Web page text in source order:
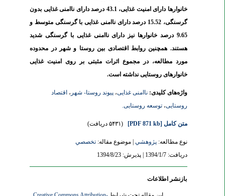
خانوارها دارای امنیت غذایی، 43.1 درصد دارای ناامنی غذایی بدون
گرسنگی، 15.52 درصد دارای ناامنی غذایی با گرسنگی متوسط و
9.65 درصد خانوارها نیز دارای ناامنی غذایی با گرسنگی شدید
هستند. همچنین روابط اقتصادی بین روستا و شهر در محدوده
مورد مطالعه، در مجموع اثرات مثبتی بر روی امنیت غذایی
خانوارهای روستایی نداشته است.
واژه‌های کلیدی:ناامنی غذایی، پیوند روستا- شهر،اقتصاد
روستایی، توسعه روستایی.
متن کامل[PDF 871 kb] (۵۴۳۱ دریافت)
نوع مطالعه:پژوهشي| موضوع مقاله:تخصصي
دریافت: 1394/1/7 | پذیرش: 1394/8/23
بازنشر اطلاعات